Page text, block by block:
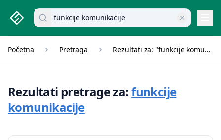
studenti.rs home page
Pretraži dokumente
Početna Pretraga Rezultati za: "funkcije komunikacije"
Rezultati pretrage za:funkcije
komunikacije